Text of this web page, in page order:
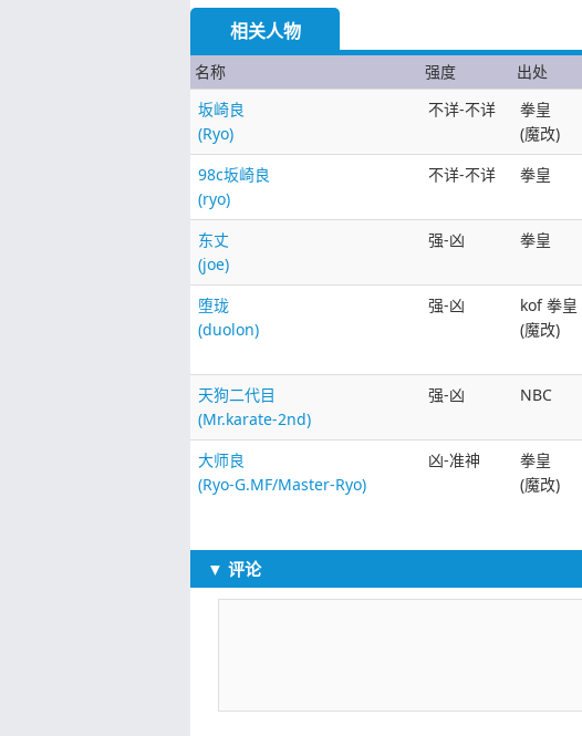
相关人物
名称 强度 出处
坂崎良
(Ryo)
不详-不详
拳皇
(魔改)
98c坂崎良
(ryo)
不详-不详 拳皇
东丈
(joe)
强-凶 拳皇
堕珑
(duolon)
强-凶
kof 拳皇
(魔改)
天狗二代目
(Mr.karate-2nd)
强-凶 NBC
大师良
(Ryo-G.MF/Master-Ryo)
凶-准神
拳皇
(魔改)
▼ 评论